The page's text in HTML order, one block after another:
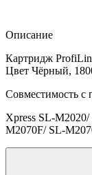
Описание
Картридж
Цвет Чёрный,
Совместимость с
Xpress SL-
M2070F/ SL-